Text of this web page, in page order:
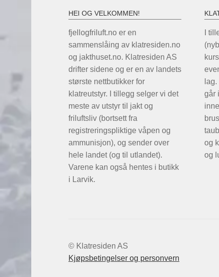
HEI OG VELKOMMEN!
fjellogfriluft.no er en
sammenslåing av klatresiden.no
og jakthuset.no. Klatresiden AS
drifter sidene og er en av landets
største nettbutikker for
klatreutstyr. I tillegg selger vi det
meste av utstyr til jakt og
friluftsliv (bortsett fra
registreringspliktige våpen og
ammunisjon), og sender over
hele landet (og til utlandet).
Varene kan også hentes i butikk
i Larvik.
I
går
og
og
© Klatresiden AS
Kjøpsbetingelser og personvern